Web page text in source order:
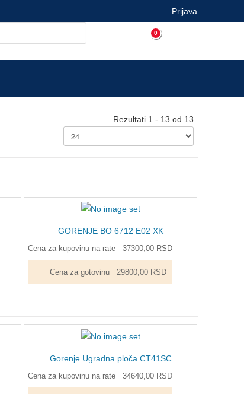
Prijava
0
Rezultati 1 - 13 od 13
GORENJE BO 6712 E02 XK
Cena za kupovinu na rate 37300,00 RSD
Cena za gotovinu 29800,00 RSD
Gorenje Ugradna ploča CT41SC
Cena za kupovinu na rate 34640,00 RSD